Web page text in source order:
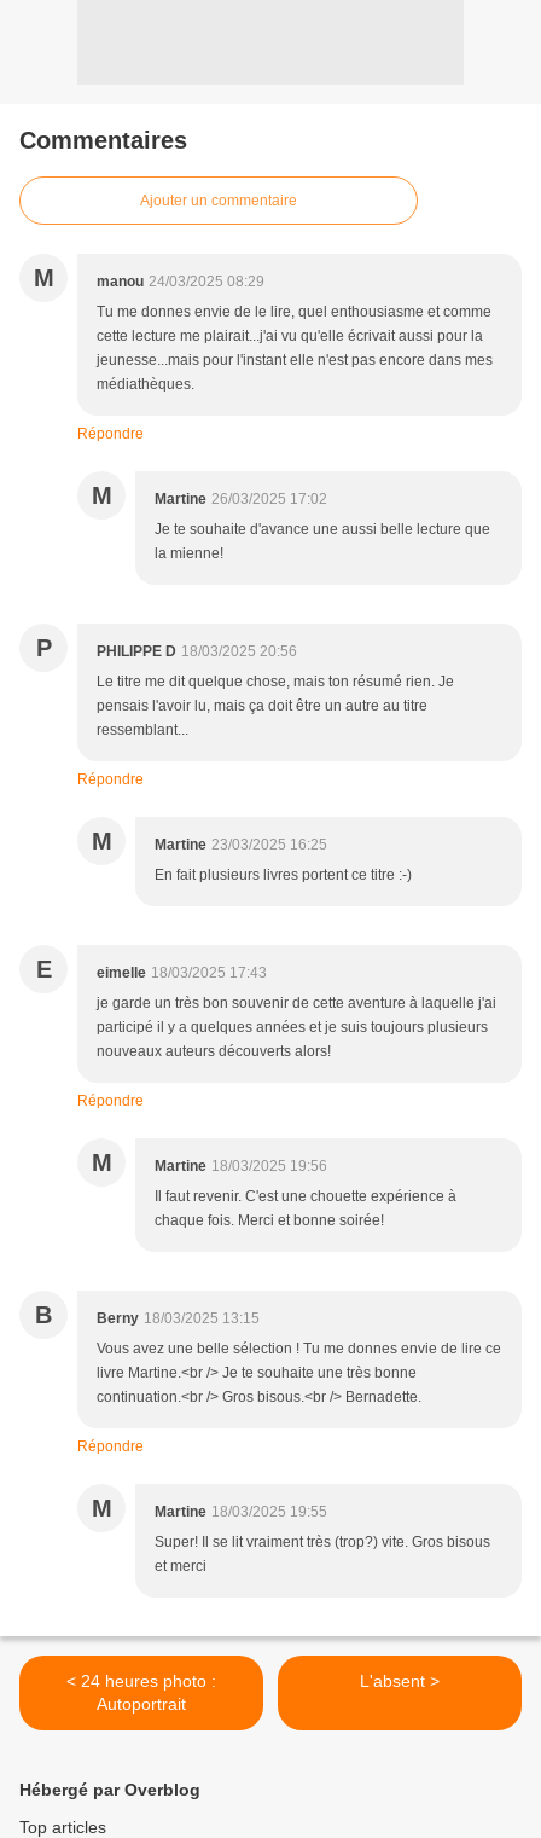
Commentaires
Ajouter un commentaire
M manou 24/03/2025 08:29
Tu me donnes envie de le lire, quel enthousiasme et comme
cette lecture me plairait...j'ai vu qu'elle écrivait aussi pour la
jeunesse...mais pour l'instant elle n'est pas encore dans mes
médiathèques.
Répondre
M Martine 26/03/2025 17:02
Je te souhaite d'avance une aussi belle lecture que
la mienne!
P PHILIPPE D 18/03/2025 20:56
Le titre me dit quelque chose, mais ton résumé rien. Je
pensais l'avoir lu, mais ça doit être un autre au titre
ressemblant...
Répondre
M Martine 23/03/2025 16:25
En fait plusieurs livres portent ce titre :-)
E eimelle 18/03/2025 17:43
je garde un très bon souvenir de cette aventure à laquelle j'ai
participé il y a quelques années et je suis toujours plusieurs
nouveaux auteurs découverts alors!
Répondre
M Martine 18/03/2025 19:56
Il faut revenir. C'est une chouette expérience à
chaque fois. Merci et bonne soirée!
B Berny 18/03/2025 13:15
Vous avez une belle sélection ! Tu me donnes envie de lire ce
livre Martine.<br /> Je te souhaite une très bonne
continuation.<br /> Gros bisous.<br /> Bernadette.
Répondre
M Martine 18/03/2025 19:55
Super! Il se lit vraiment très (trop?) vite. Gros bisous
et merci
< 24 heures photo :
Autoportrait
L'absent >
Hébergé par Overblog
Top articles